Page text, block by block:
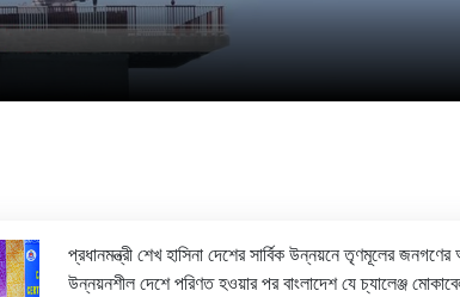
প্রধানমন্ত্রী শেখ হাসিনা দেশের সার্বিক উন্নয়নে তৃণমূলের
উন্নয়নশীল দেশে পরিণত হওয়ার পর বাংলাদেশ যে চ্যালেঞ্জ